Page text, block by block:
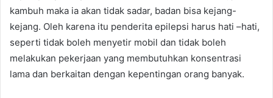
kambuh maka ia akan tidak sadar, badan bisa kejang-
kejang. Oleh karena itu penderita epilepsi harus hati –hati,
seperti tidak boleh menyetir mobil dan tidak boleh
melakukan pekerjaan yang membutuhkan konsentrasi
lama dan berkaitan dengan kepentingan orang banyak.